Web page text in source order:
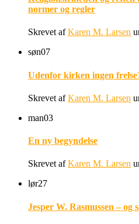
normer og regler
Skrevet afKaren M. Larsen
søn07
Udenfor kirken ingen
Skrevet afKaren M. Larsen
man03
En ny begyndelse
Skrevet afKaren M. Larsen
lør27
Jesper W. Rasmussen – og